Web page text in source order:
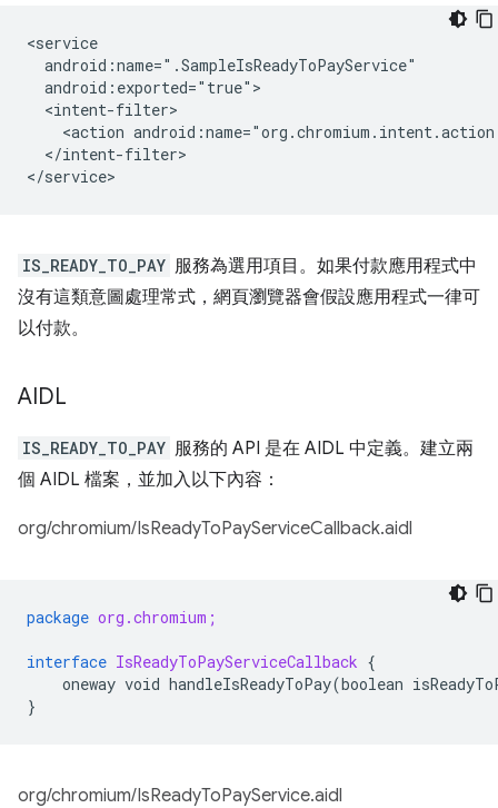
<action
</intent-filter>
IS_READY_TO_PAY 服務為選用項目。如果付款應用程式中
沒有這類意圖處理常式，網頁瀏覽器會假設應用程式一律可
以付款。
AIDL
IS_READY_TO_PAY 服務的 API 是在 AIDL 中定義。建立兩
個 AIDL 檔案，並加入以下內容：
org/chromium/IsReadyToPayServiceCallback.aidl
package org.chromium;
interface IsReadyToPayServiceCallback {
oneway void handleIsReadyToPay(boolean
}
org/chromium/IsReadyToPayService.aidl